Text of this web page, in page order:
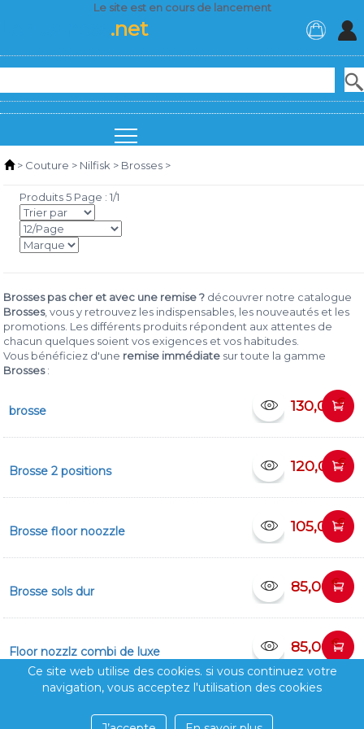
Le site est en cours de lancement
.net
> Couture > Nilfisk > Brosses >
Produits 5 Page : 1/1
Brosses pas cher et avec une remise ? découvrer notre catalogue
Brosses, vous y retrouvez les indispensables, les nouveautés et les
promotions. Les différents produits répondent aux attentes de
chacun quelques soient vos exigences et vos habitudes.
Vous bénéficiez d'une remise immédiate sur toute la gamme
Brosses:
brosse 130,00€
Brosse 2 positions 120,00€
Brosse floor noozzle 105,00€
Brosse sols dur 85,00 €
Floor nozzlz combi de luxe 85,00 €
Ce site web utilise des cookies. si vous continuez votre
navigation, vous acceptez l'utilisation des cookies